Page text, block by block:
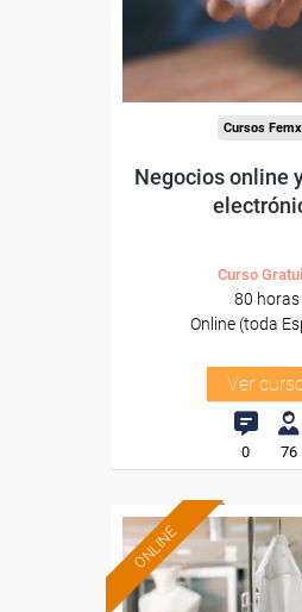
-Grandes
Cursos
Negocios online
Curso
80 horas
Online (toda
Ver
0 76
ONLINE
Formación